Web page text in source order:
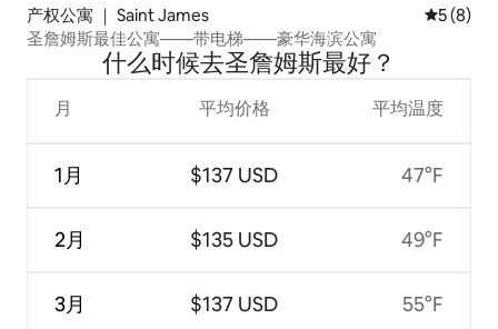
产权公寓 ｜ Saint James 平均评分
5 (8)
圣詹姆斯最佳公寓——带电梯——豪华海滨公寓
什么时候去圣詹姆斯最好？
月
1月
2月
3月
平均价格
$137 USD
$135 USD
$137 USD
平均温度
47°F
49°F
55°F